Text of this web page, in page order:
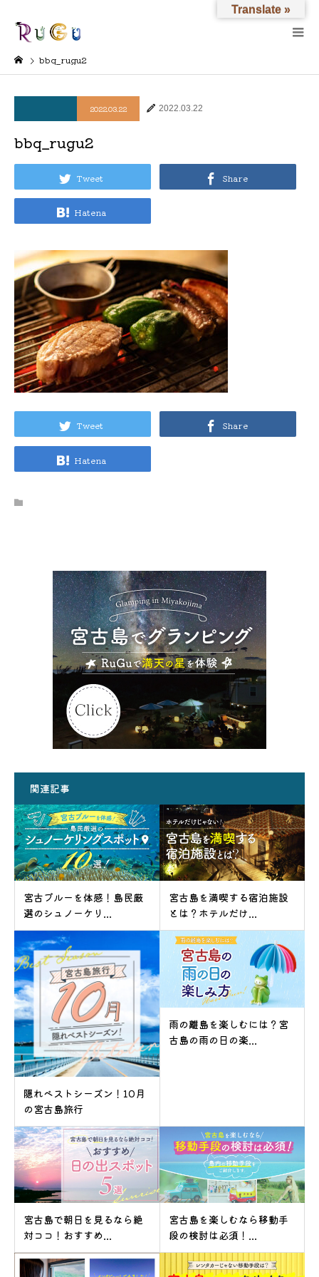
bbq_rugu2
2022.03.22 2022.03.22
bbq_rugu2
Tweet Share
Hatena
Tweet Share
Hatena
関連記事
宮古ブルーを体感！島民厳
選のシュノーケリ...
宮古島を満喫する宿泊施設
とは？ホテルだけ...
隠れベストシーズン！10月
の宮古島旅行
雨の離島を楽しむには？宮
古島の雨の日の楽...
宮古島で朝日を見るなら絶
対ココ！おすすめ...
宮古島を楽しむなら移動手
段の検討は必須！...
Translate »